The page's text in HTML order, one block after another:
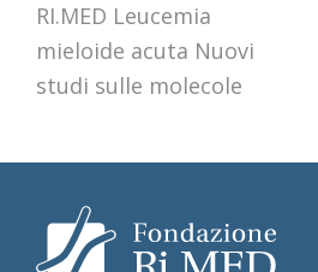
post:
RI.MED Leucemia
mieloide acuta Nuovi
studi sulle molecole